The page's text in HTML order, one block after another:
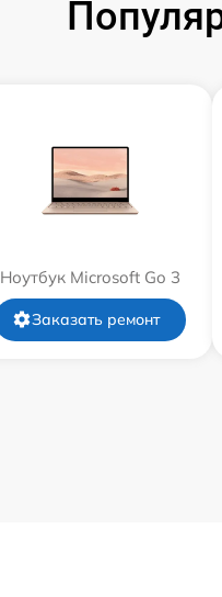
Ноутбук Microsoft Go 3
Заказать ремонт